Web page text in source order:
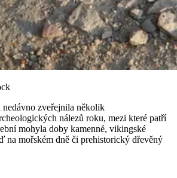
nedávno zveřejnila několik
nálezů roku, mezi které patří
mohyla doby kamenné, vikingské
na mořském dně či prehistorický dřevěný